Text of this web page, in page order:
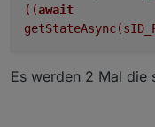
((await
Es werden 2 Mal die